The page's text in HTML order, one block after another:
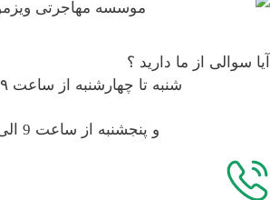
سوالی از ما دارید ؟
شنبه تا چهارشنبه از ساعت ۹ الی ۱۷
و پنجشنبه از ساعت 9 الی 13